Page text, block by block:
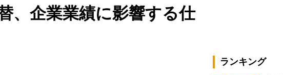
、企業業績に影響する仕
ランキング